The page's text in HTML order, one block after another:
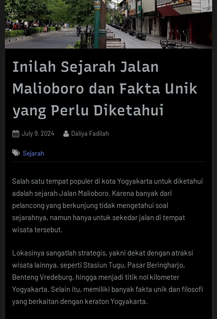
Inilah Sejarah Jalan
Malioboro dan Fakta Unik
yang Perlu Diketahui
Posted
July 9, 2024 By
Daliya Fadilah
Sejarah
Salah satu tempat populer di kota Yogyakarta untuk diketahui
adalah sejarah Jalan Malioboro. Karena banyak dari
pelancong yang berkunjung tidak mengetahui soal
sejarahnya, namun hanya untuk sekedar jalan di tempat
wisata tersebut.
Lokasinya sangatlah strategis, yakni dekat dengan atraksi
wisata lainnya, seperti Stasiun Tugu, Pasar Beringharjo,
Benteng Vredeburg, hingga menjadi titik nol kilometer
Yogyakarta. Selain itu, memiliki banyak fakta unik dan filosofi
yang berkaitan dengan keraton Yogyakarta.